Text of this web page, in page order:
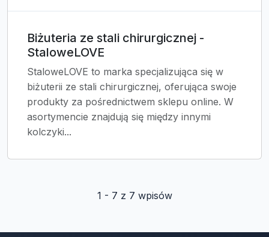
Biżuteria ze stali chirurgicznej -
StaloweLOVE
StaloweLOVE to marka specjalizująca się w
biżuterii ze stali chirurgicznej, oferująca swoje
produkty za pośrednictwem sklepu online. W
asortymencie znajdują się między innymi
kolczyki...
1 - 7 z 7 wpisów